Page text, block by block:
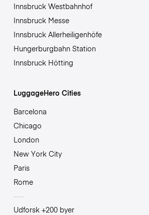
Innsbruck Westbahnhof
Innsbruck Messe
Innsbruck Allerheiligenhöfe
Hungerburgbahn Station
Innsbruck Hötting
LuggageHero Cities
Barcelona
Chicago
London
New York City
Paris
Rome
Udforsk +200 byer